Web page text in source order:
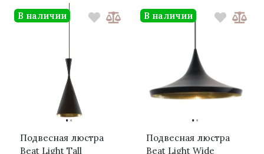
··
Подвесная люстра
Beat Light Tall
В наличии
··
Подвесная люстра
Beat Light Wide
В наличии